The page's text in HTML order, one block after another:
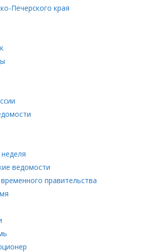
Печерского края
ведомости
правительства